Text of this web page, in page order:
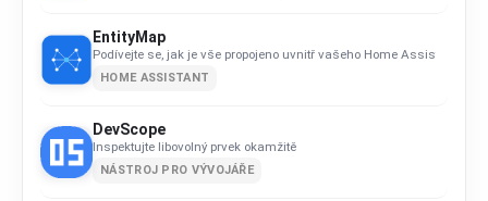
EntityMap
Podívejte se, jak je vše propojeno uvnitř vašeho Home Assistant.
HOME ASSISTANT
DevScope
Inspektujte libovolný prvek okamžitě
NÁSTROJ PRO VÝVOJÁŘE